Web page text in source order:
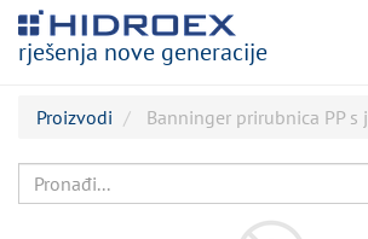
rješenja nove generacije
Proizvodi Banninger prirubnica PP s